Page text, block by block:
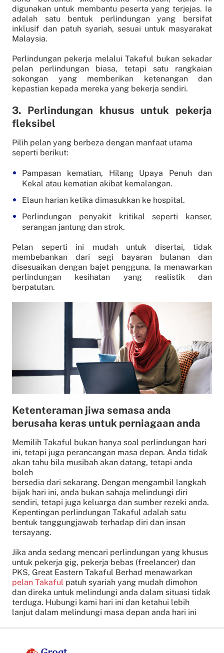
digunakan untuk membantu peserta yang terjejas. Ia
adalah satu bentuk perlindungan yang bersifat
inklusif dan patuh syariah, sesuai untuk masyarakat
Malaysia.
Perlindungan pekerja melalui Takaful bukan sekadar
pelan perlindungan biasa, tetapi satu rangkaian
sokongan yang memberikan ketenangan dan
kepastian kepada mereka yang bekerja sendiri.
3. Perlindungan khusus untuk pekerja
fleksibel
Pilih pelan yang berbeza dengan manfaat utama
seperti berikut:
Pampasan kematian, Hilang Upaya Penuh dan
Kekal atau kematian akibat kemalangan.
Elaun harian ketika dimasukkan ke hospital.
Perlindungan penyakit kritikal seperti kanser,
serangan jantung dan strok.
Pelan seperti ini mudah untuk disertai, tidak
membebankan dari segi bayaran bulanan dan
disesuaikan dengan bajet pengguna. Ia menawarkan
perlindungan kesihatan yang realistik dan
berpatutan.
Ketenteraman jiwa semasa anda
berusaha keras untuk perniagaan anda
Memilih Takaful bukan hanya soal perlindungan hari
ini, tetapi juga perancangan masa depan. Anda tidak
akan tahu bila musibah akan datang, tetapi anda
boleh
bersedia dari sekarang. Dengan mengambil langkah
bijak hari ini, anda bukan sahaja melindungi diri
sendiri, tetapi juga keluarga dan sumber rezeki anda.
Kepentingan perlindungan Takaful adalah satu
bentuk tanggungjawab terhadap diri dan insan
tersayang.
Jika anda sedang mencari perlindungan yang khusus
untuk pekerja gig, pekerja bebas (freelancer) dan
PKS, Great Eastern Takaful Berhad menawarkan
pelan Takaful patuh syariah yang mudah dimohon
dan direka untuk melindungi anda dalam situasi tidak
terduga. Hubungi kami hari ini dan ketahui lebih
lanjut dalam melindungi masa depan anda hari ini